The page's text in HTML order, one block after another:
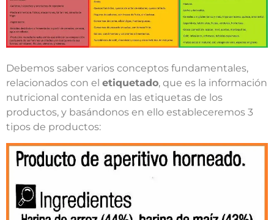
Debemos saber varios conceptos fundamentales,
relacionados con el etiquetado, que es la información
nutricional contenida en las etiquetas de los
productos, y basándonos en ello estableceremos 3
tipos de productos: